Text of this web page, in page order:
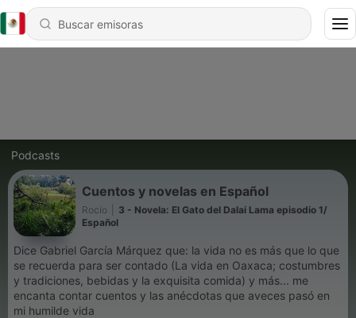
Podcasts
Cuentos y novelas en Español
Rocío
3 - Novela: El Gato del Dalai Lama episodio 1/
Español
Dice Gabriel García Márquez que: la vida no es más que lo que
se recuerda para ser contado (La vida en Oaxaca; costumbres
y tradiciones, bebidas y la exquisita comida) y más... me
encanta contar cuentos y las anécdotas que aveces pasó en
mi humilde vida